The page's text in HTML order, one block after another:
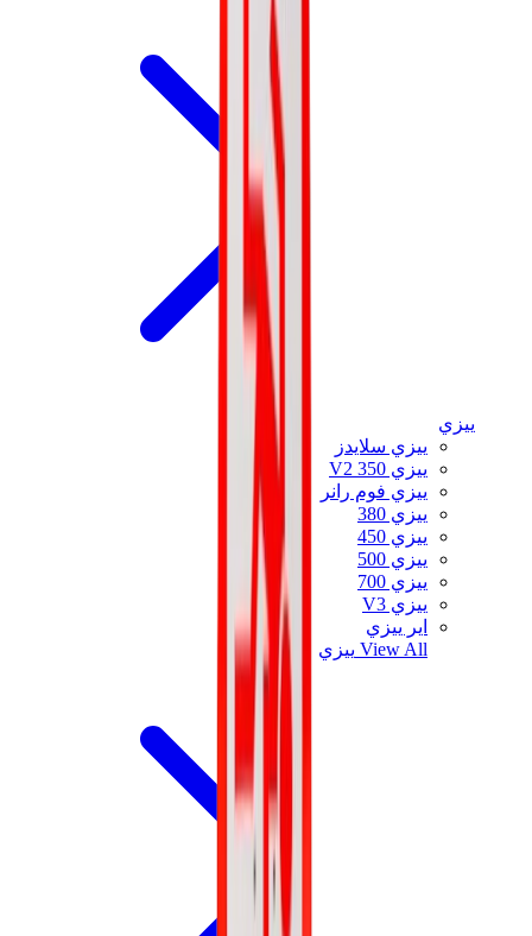
ييزي
ييزي سلايدز
ييزي 350 V2
ييزي فوم رانر
ييزي 380
ييزي 450
ييزي 500
ييزي 700
ييزي V3
اير ييزي
View All ييزي